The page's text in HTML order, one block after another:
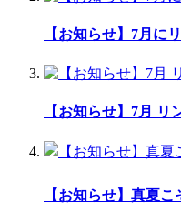
【お知らせ】7月に
【お知らせ】7月 リ
【お知らせ】真夏